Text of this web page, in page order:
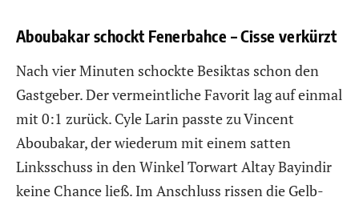
Aboubakar schockt Fenerbahce – Cisse verkürzt
Nach vier Minuten schockte Besiktas schon den
Gastgeber. Der vermeintliche Favorit lag auf einmal
mit 0:1 zurück. Cyle Larin passte zu Vincent
Aboubakar, der wiederum mit einem satten
Linksschuss in den Winkel Torwart Altay Bayindir
keine Chance ließ. Im Anschluss rissen die Gelb-